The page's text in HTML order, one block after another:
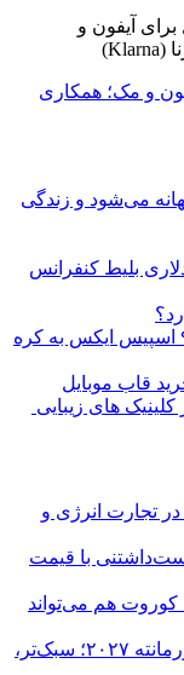
و مک؛ همکاری
می‌شود و زندگی
استثنایی: دریافت تخفیف ۴۰۰ دلاری بلیط کنفرانس
برخورد قطعه غیرفعال راکت فالکون ۹ اسپیس ایکس به کره
قاب موبایل
های زیبایی
تجارت انرژی و
و دوست‌داشتنی با قیمت
کوروت هم می‌تواند
رونمایی از لامبورگینی اوروس SE پرفورمانته ۲۰۲۷؛ سبک‌تر،